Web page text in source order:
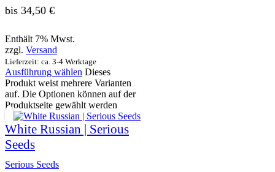
bis 34,50 €
Enthält 7% Mwst.
zzgl. Versand
Lieferzeit: ca. 3-4 Werktage
Ausführung wählen Dieses
Produkt weist mehrere Varianten
auf. Die Optionen können auf der
Produktseite gewählt werden
White Russian | Serious
Seeds
Serious Seeds